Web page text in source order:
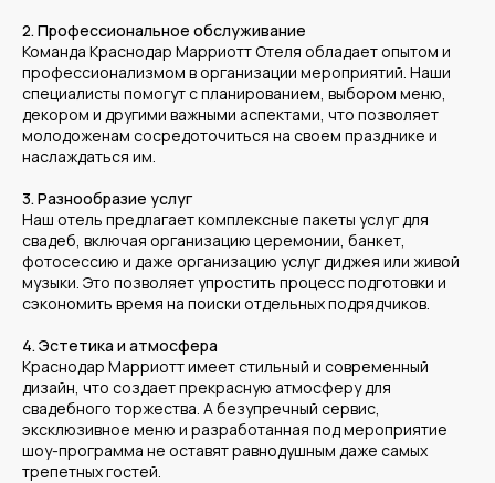
2. Профессиональное обслуживание
Команда Краснодар Марриотт Отеля обладает опытом и
профессионализмом в организации мероприятий. Наши
специалисты помогут с планированием, выбором меню,
декором и другими важными аспектами, что позволяет
молодоженам сосредоточиться на своем празднике и
наслаждаться им.
3. Разнообразие услуг
Наш отель предлагает комплексные пакеты услуг для
свадеб, включая организацию церемонии, банкет,
фотосессию и даже организацию услуг диджея или живой
музыки. Это позволяет упростить процесс подготовки и
сэкономить время на поиски отдельных подрядчиков.
4. Эстетика и атмосфера
Краснодар Марриотт имеет стильный и современный
дизайн, что создает прекрасную атмосферу для
свадебного торжества. А безупречный сервис,
эксклюзивное меню и разработанная под мероприятие
шоу-программа не оставят равнодушным даже самых
трепетных гостей.